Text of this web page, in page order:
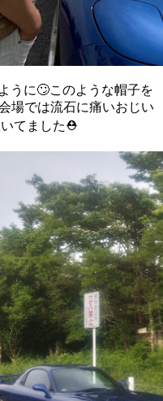
うに🙄このような帽子を
場では流石に痛いおじい
いてました⛑️